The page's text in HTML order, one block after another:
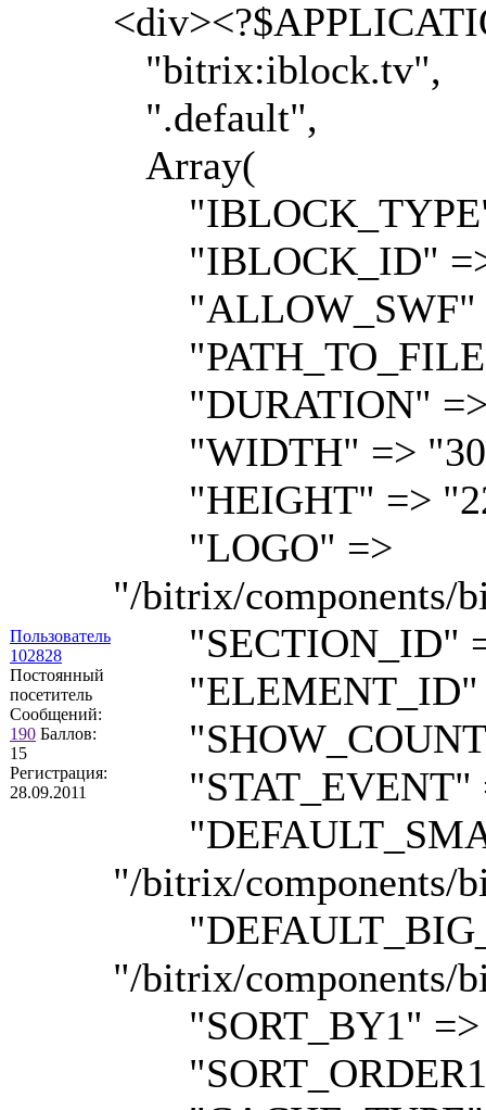
Пользователь
102828
Постоянный
посетитель
Сообщений:
190 Баллов:
15
Регистрация:
28.09.2011
"bitrix:iblock.tv",
".default",
Array(
"IBLOCK_TYPE"
"IBLOCK_ID"
"ALLOW_SWF"
"DURATION"
"WIDTH" =>
"HEIGHT" =>
"LOGO" =>
"/bitrix/components/
"SECTION_ID"
"ELEMENT_ID"
"STAT_EVENT"
"/bitrix/components/
"/bitrix/components/
"SORT_BY1" =>